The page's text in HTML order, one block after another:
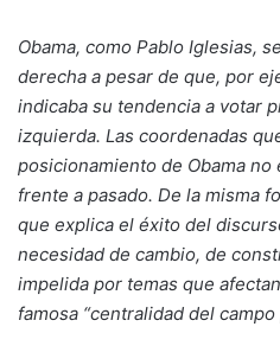
Obama, como Pablo Iglesias,
derecha a pesar de que, por
indicaba su tendencia a votar
izquierda. Las coordenadas
posicionamiento de Obama
frente a pasado. De la misma
que explica el éxito del
necesidad de cambio, de
impelida por temas que
famosa “centralidad del campo